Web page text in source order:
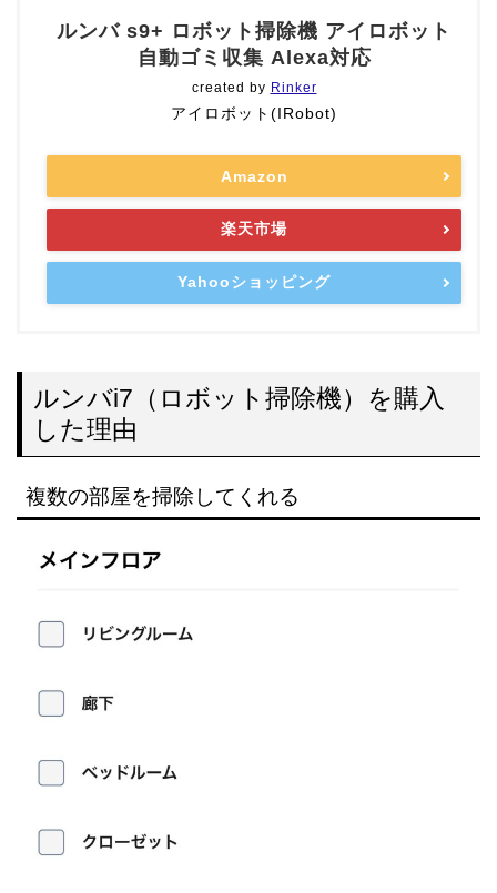
ルンバ s9+ ロボット掃除機 アイロボット
自動ゴミ収集 Alexa対応
created by Rinker
アイロボット(IRobot)
Amazon
楽天市場
Yahooショッピング
ルンバi7（ロボット掃除機）を購入
した理由
複数の部屋を掃除してくれる